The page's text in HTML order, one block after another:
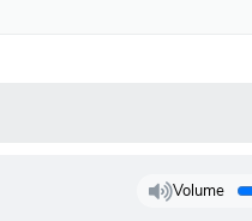
Volume